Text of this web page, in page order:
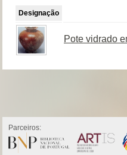
Designação
Pote vidrado
Parceiros: